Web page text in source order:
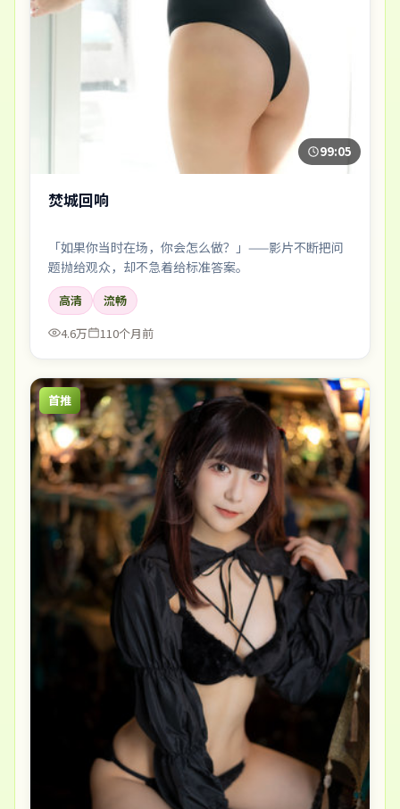
99:05
焚城回响
「如果你当时在场，你会怎么做？」——影片不断把问
题抛给观众，却不急着给标准答案。
高清
流畅
4.6万
110个月前
首推